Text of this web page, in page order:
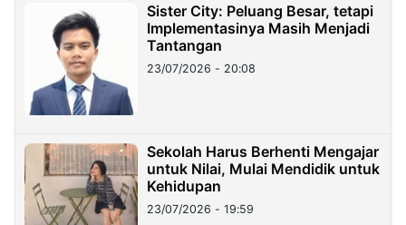
Sister City: Peluang Besar, tetapi
Implementasinya Masih Menjadi
Tantangan
23/07/2026 - 20:08
Sekolah Harus Berhenti Mengajar
untuk Nilai, Mulai Mendidik untuk
Kehidupan
23/07/2026 - 19:59